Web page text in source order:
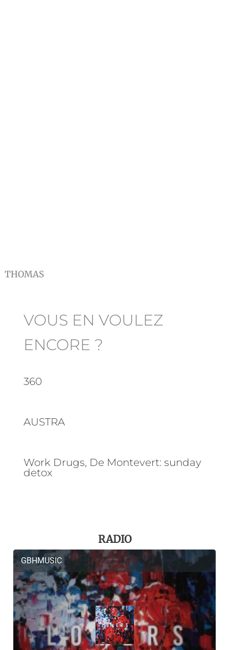
THOMAS
VOUS EN VOULEZ
ENCORE ?
360
AUSTRA
Work Drugs, De Montevert: sunday
detox
RADIO